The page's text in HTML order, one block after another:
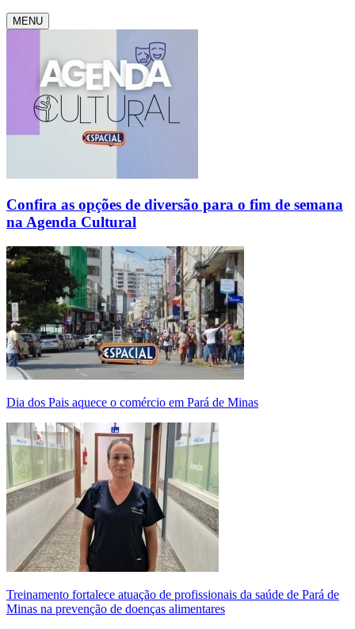
MENU
Confira as opções de diversão para o fim de semana
na Agenda Cultural
Dia dos Pais aquece o comércio em Pará de Minas
Treinamento fortalece atuação de profissionais da saúde de Pará de
Minas na prevenção de doenças alimentares